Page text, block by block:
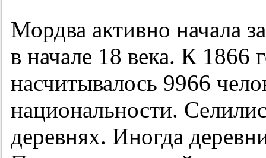
Мордва активно начала
в начале 18 века. К 1866
насчитывалось 9966
национальности.
деревнях. Иногда